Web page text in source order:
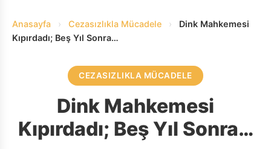
Anasayfa › Cezasızlıkla Mücadele ›
Dink Mahkemesi
Kıpırdadı; Beş Yıl Sonra…
CEZASIZLIKLA MÜCADELE
Dink Mahkemesi
Kıpırdadı; Beş Yıl Sonra…